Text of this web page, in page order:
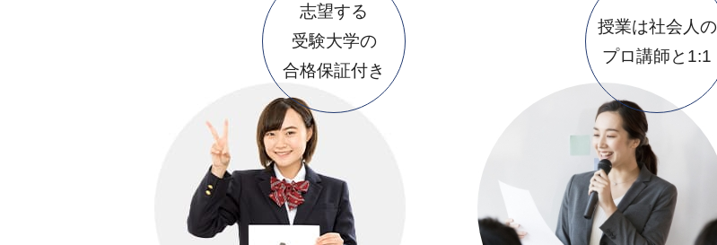
志望する
受験大学の
合格保証付き
授業は社会人の
プロ講師と1:1